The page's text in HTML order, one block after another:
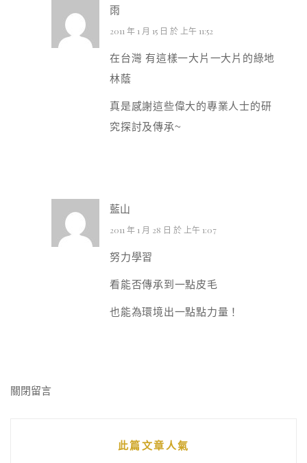
雨
2011 年 1 月 15 日 於 上午 11:52
在台灣 有這樣一大片一大片的綠地
林蔭
真是感謝這些偉大的專業人士的研
究探討及傳承~
藍山
2011 年 1 月 28 日 於 上午 1:07
努力學習
看能否傳承到一點皮毛
也能為環境出一點點力量！
關閉留言
此篇文章人氣